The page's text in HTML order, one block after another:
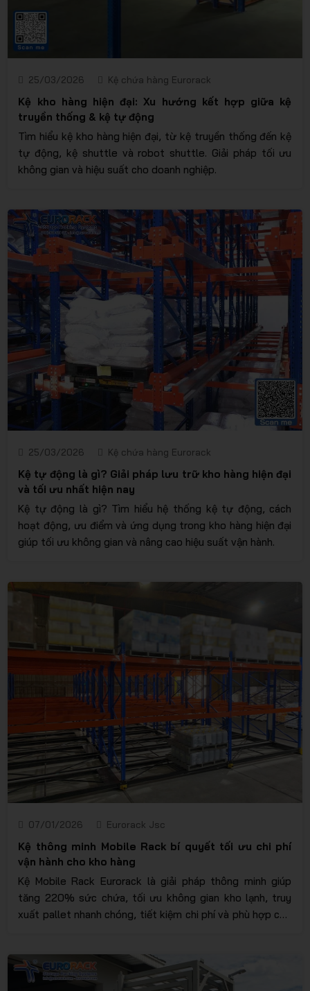
25/03/2026 Kệ chứa hàng Eurorack
Kệ kho hàng hiện đại: Xu hướng kết hợp giữa kệ
truyền thống & kệ tự động
Tìm hiểu kệ kho hàng hiện đại, từ kệ truyền thống đến kệ
tự động, kệ shuttle và robot shuttle. Giải pháp tối ưu
không gian và hiệu suất cho doanh nghiệp.
25/03/2026 Kệ chứa hàng Eurorack
Kệ tự động là gì? Giải pháp lưu trữ kho hàng hiện đại
và tối ưu nhất hiện nay
Kệ tự động là gì? Tìm hiểu hệ thống kệ tự động, cách
hoạt động, ưu điểm và ứng dụng trong kho hàng hiện đại
giúp tối ưu không gian và nâng cao hiệu suất vận hành.
07/01/2026 Eurorack Jsc
Kệ thông minh Mobile Rack bí quyết tối ưu chi phí
vận hành cho kho hàng
Kệ Mobile Rack Eurorack là giải pháp thông minh giúp
tăng 220% sức chứa, tối ưu không gian kho lạnh, truy
xuất pallet nhanh chóng, tiết kiệm chi phí và phù hợp cho